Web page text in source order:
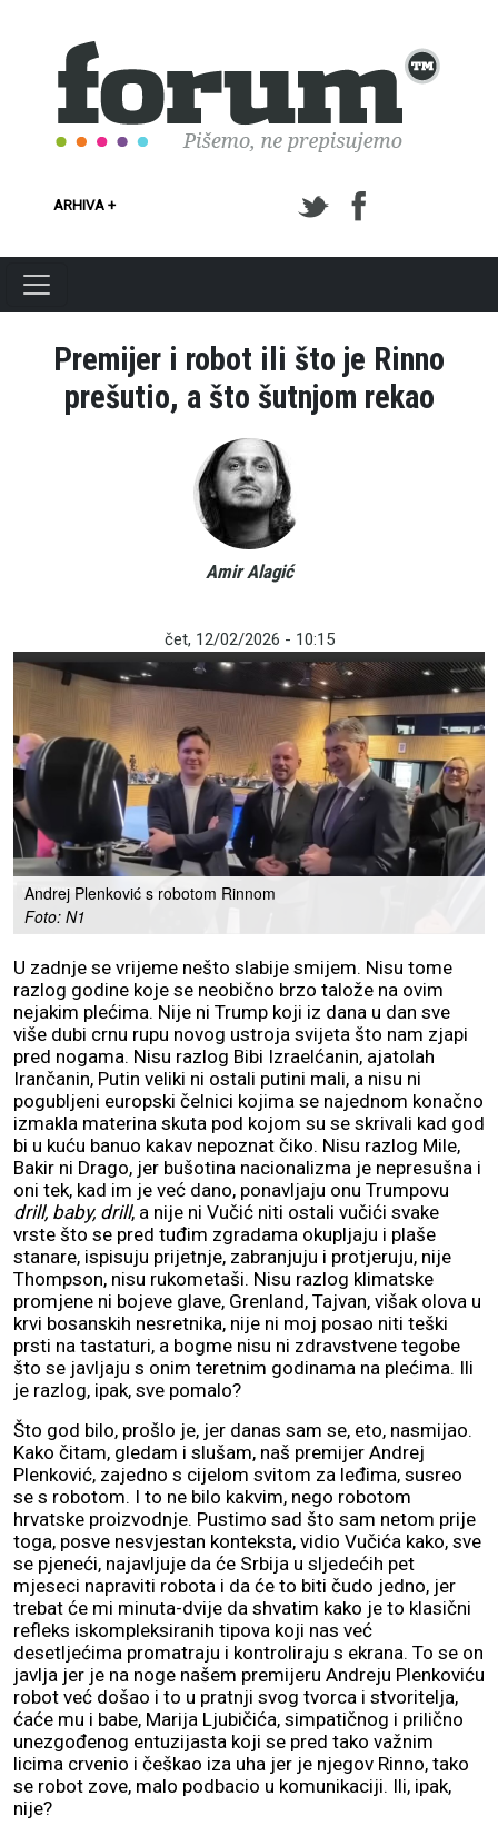
ARHIVA +
Premijer i robot ili što je Rinno
prešutio, a što šutnjom rekao
Amir Alagić
čet, 12/02/2026 - 10:15
Andrej Plenković s robotom Rinnom
Foto: N1
U zadnje se vrijeme nešto slabije smijem. Nisu tome
razlog godine koje se neobično brzo talože na ovim
nejakim plećima. Nije ni Trump koji iz dana u dan sve
više dubi crnu rupu novog ustroja svijeta što nam zjapi
pred nogama. Nisu razlog Bibi Izraelćanin, ajatolah
Irančanin, Putin veliki ni ostali putini mali, a nisu ni
pogubljeni europski čelnici kojima se najednom konačno
izmakla materina skuta pod kojom su se skrivali kad god
bi u kuću banuo kakav nepoznat čiko. Nisu razlog Mile,
Bakir ni Drago, jer bušotina nacionalizma je nepresušna i
oni tek, kad im je već dano, ponavljaju onu Trumpovu
drill, baby, drill, a nije ni Vučić niti ostali vučići svake
vrste što se pred tuđim zgradama okupljaju i plaše
stanare, ispisuju prijetnje, zabranjuju i protjeruju, nije
Thompson, nisu rukometaši. Nisu razlog klimatske
promjene ni bojeve glave, Grenland, Tajvan, višak olova u
krvi bosanskih nesretnika, nije ni moj posao niti teški
prsti na tastaturi, a bogme nisu ni zdravstvene tegobe
što se javljaju s onim teretnim godinama na plećima. Ili
je razlog, ipak, sve pomalo?
Što god bilo, prošlo je, jer danas sam se, eto, nasmijao.
Kako čitam, gledam i slušam, naš premijer Andrej
Plenković, zajedno s cijelom svitom za leđima, susreo
se s robotom. I to ne bilo kakvim, nego robotom
hrvatske proizvodnje. Pustimo sad što sam netom prije
toga, posve nesvjestan konteksta, vidio Vučića kako, sve
se pjeneći, najavljuje da će Srbija u sljedećih pet
mjeseci napraviti robota i da će to biti čudo jedno, jer
trebat će mi minuta-dvije da shvatim kako je to klasični
refleks iskompleksiranih tipova koji nas već
desetljećima promatraju i kontroliraju s ekrana. To se on
javlja jer je na noge našem premijeru Andreju Plenkoviću
robot već došao i to u pratnji svog tvorca i stvoritelja,
ćaće mu i babe, Marija Ljubičića, simpatičnog i prilično
unezgođenog entuzijasta koji se pred tako važnim
licima crvenio i češkao iza uha jer je njegov Rinno, tako
se robot zove, malo podbacio u komunikaciji. Ili, ipak,
nije?